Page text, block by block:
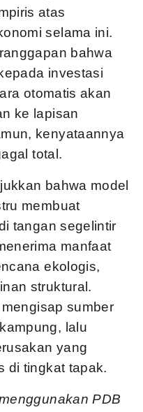
atas
selama ini.
bahwa
investasi
otomatis akan
ke lapisan
kenyataannya
total.
bahwa model
membuat
tangan segelintir
manfaat
ekologis,
struktural.
sumber
lalu
yang
di tingkat tapak.
PDB